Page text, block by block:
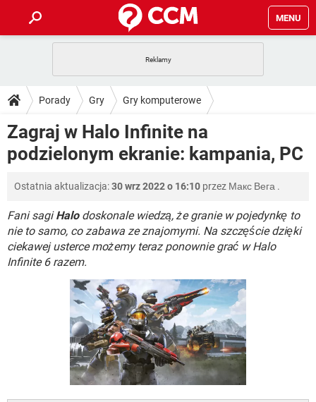
MENU
GRY WHATSAPP
SPOTIFY NETFLIX
INSTAGRAM FACEBOOK
PORADY
PlayStation
GRY WHATSAPP
INSTAGRAM FACEBOOK
WINDOWS 10
DO POBRANIA
ANDROID TIKTOK
INSTAGRAM FACEBOOK
WINDOWS 10
FORUM
COVID-19 TIKTOK
GRY WHATSAPP
SPOTIFY NETFLIX
INSTAGRAM
COVID-19 TIKTOK
GRY WHATSAPP
FACEBOOK
Porady Gry Gry komputerowe
Zagraj w Halo Infinite na
podzielonym ekranie: kampania, PC
Ostatnia aktualizacja:30 wrz 2022 o 16:10 przez Макс Вега .
Fani sagiHalodoskonale wiedzą, że granie w pojedynkę to
nie to samo, co zabawa ze znajomymi. Na szczęście dzięki
ciekawej usterce możemy teraz ponownie grać w Halo
Infinite 6 razem.